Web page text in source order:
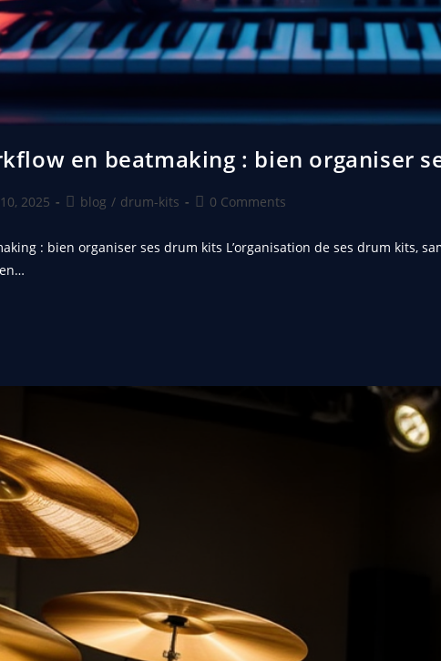
en beatmaking : bien organiser
2025 blog / drum-kits 0 Comments
: bien organiser ses drum kits L’organisation de ses drum kits,